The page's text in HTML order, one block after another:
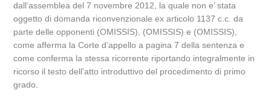
dall’assemblea del 7 novembre 2012, la quale non e’ stata
oggetto di domanda riconvenzionale ex articolo 1137 c.c. da
parte delle opponenti (OMISSIS), (OMISSIS) e (OMISSIS),
come afferma la Corte d’appello a pagina 7 della sentenza e
come conferma la stessa ricorrente riportando integralmente in
ricorso il testo dell’atto introduttivo del procedimento di primo
grado.